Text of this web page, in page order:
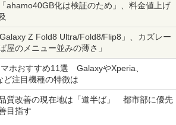
ahamo40GB化は検証のため」、料金値上げ
Z Fold8 Ultra/Fold8/Flip8」、カズレー
屋のメニュー並みの薄さ」
ホおすすめ11選 GalaxyやXperia、
ど注目機種の特徴は
質改善の現在地は「道半ば」 都市部に優先
目指す